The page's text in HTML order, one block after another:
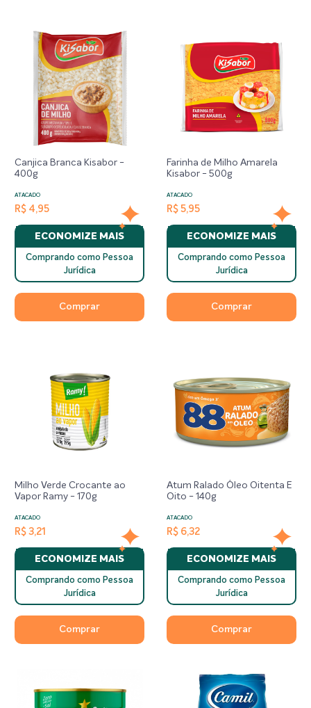
Canjica Branca Kisabor -
400g
ATACADO
R$ 4,95
ECONOMIZE MAIS
Comprando como Pessoa
Jurídica
Comprar
Farinha de Milho Amarela
Kisabor - 500g
ATACADO
R$ 5,95
ECONOMIZE MAIS
Comprando como Pessoa
Jurídica
Comprar
Milho Verde Crocante ao
Vapor Ramy - 170g
ATACADO
R$ 3,21
ECONOMIZE MAIS
Comprando como Pessoa
Jurídica
Comprar
Atum Ralado Óleo Oitenta E
Oito - 140g
ATACADO
R$ 6,32
ECONOMIZE MAIS
Comprando como Pessoa
Jurídica
Comprar